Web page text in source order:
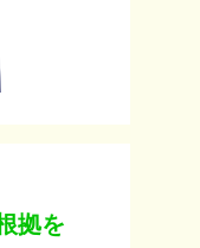
拠を